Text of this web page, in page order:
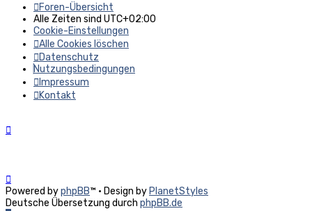
Foren-Übersicht
Alle Zeiten sind UTC+02:00
Cookie-Einstellungen
Alle Cookies löschen
Datenschutz
Nutzungsbedingungen
Impressum
Kontakt
Powered byphpBB™ • Design by PlanetStyles
Deutsche Übersetzung durch phpBB.de